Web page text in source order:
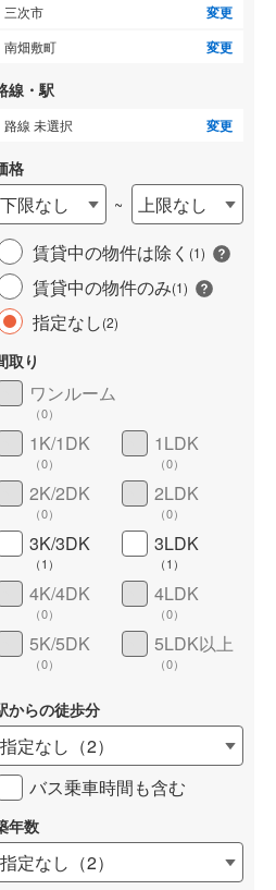
三次市 変更
南畑敷町 変更
線・駅
路線 未選択 変更
格
下限なし ~
上限なし
賃貸中の物件は除く (1)
賃貸中の物件のみ(1)
指定なし(2)
取り
ワンルーム
（0）
1K/1DK
（0）
1LDK
（0）
2K/2DK
（0）
2LDK
（0）
3K/3DK
（1 ）
3LDK
（1 ）
4K/4DK
（0）
4LDK
（0）
5K/5DK
（0）
5LDK以上
（0）
からの徒歩分
指定なし （2）
バス乗車時間も含む
年数
指定なし （2）
期優良住宅 ）
詳しく見る